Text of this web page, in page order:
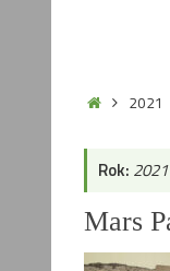
Home2021
Rok: 2021
Mars